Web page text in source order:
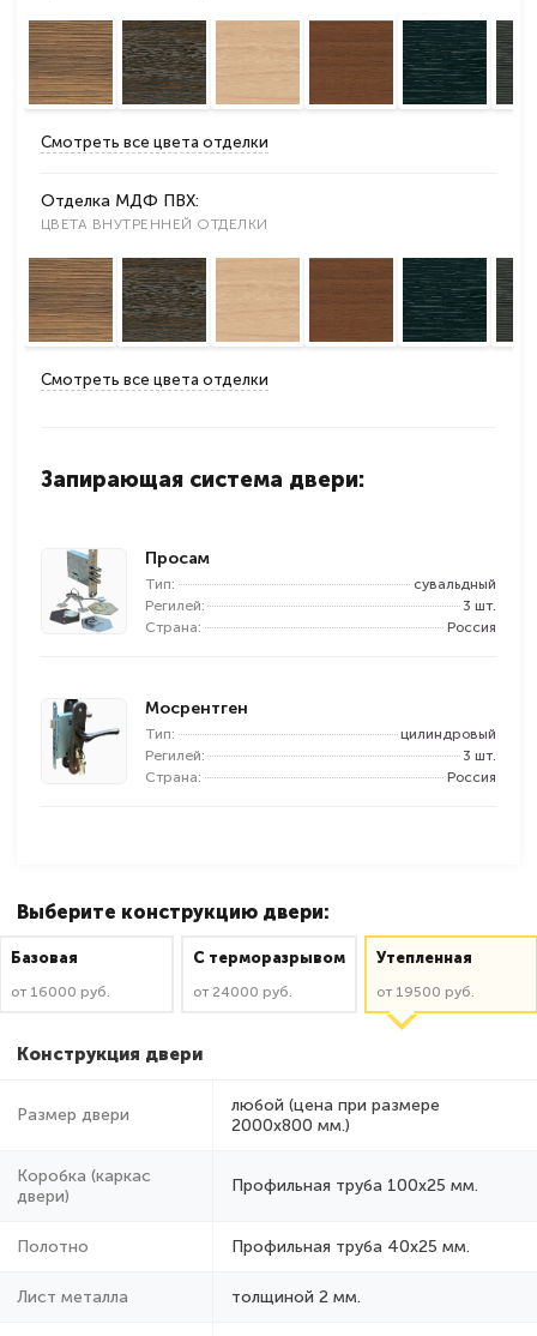
Смотреть все цвета отделки
Отделка МДФ ПВХ:
ЦВЕТА ВНУТРЕННЕЙ ОТДЕЛКИ
Смотреть все цвета отделки
Запирающая система двери:
Просам
Тип:
сувальдный
Регилей:
3 шт.
Страна:
Россия
Мосрентген
Тип:
цилиндровый
Регилей:
3 шт.
Страна:
Россия
Выберите конструкцию двери:
Базовая
от 16000 руб.
C терморазрывом
от 24000 руб.
Утепленная
от 19500 руб.
Конструкция двери
Размер двери
любой (цена при размере
2000x800 мм.)
Коробка (каркас
двери)
Профильная труба 100х25 мм.
Полотно Профильная труба 40х25 мм.
Лист металла толщиной 2 мм.